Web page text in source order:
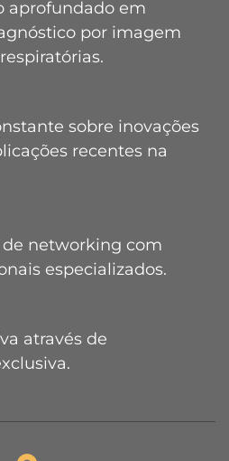
aprofundado em
por imagem
sobre inovações
recentes na
networking com
especializados.
através de